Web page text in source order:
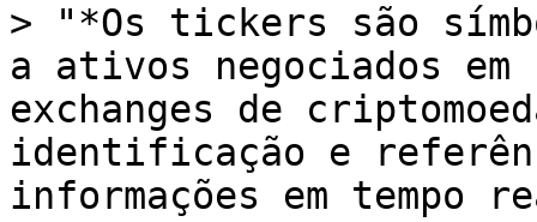
> "*Os tickers são
a ativos negociados
exchanges de
identificação e
informações em tempo